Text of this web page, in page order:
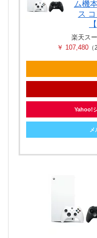
ム機
ス
楽天ス
￥ 107,480
Yahoo!